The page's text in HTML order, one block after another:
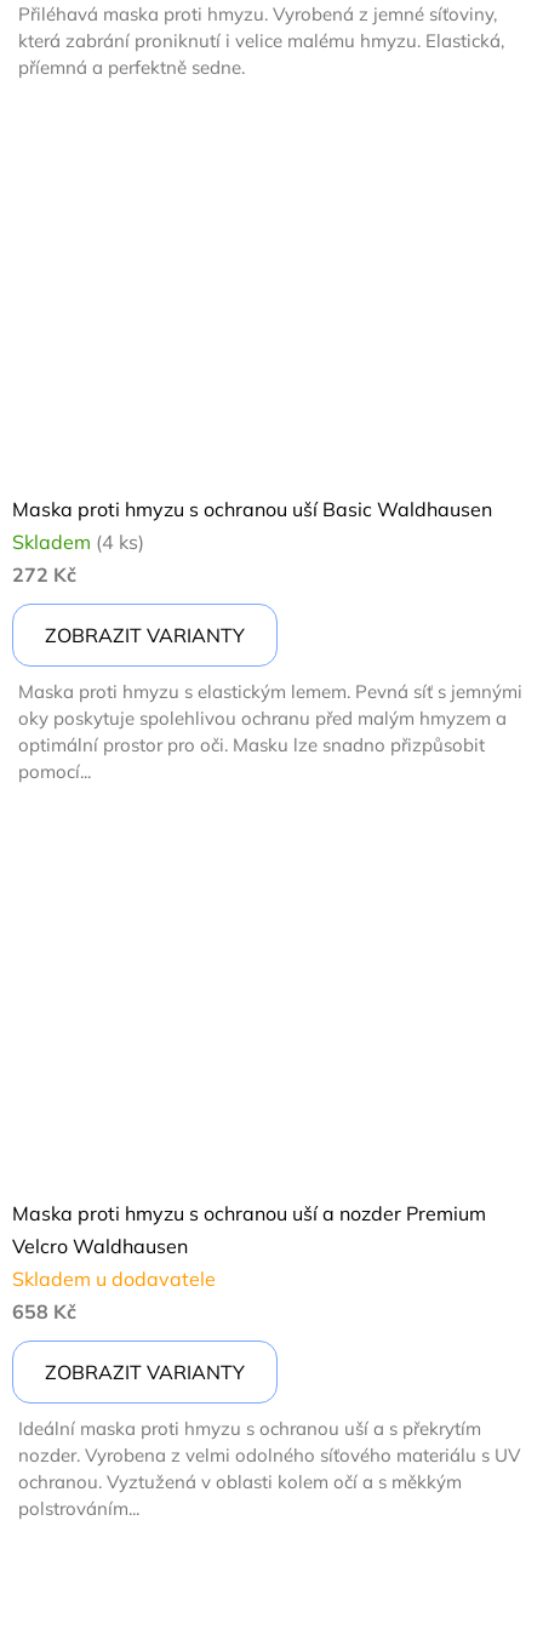
Přiléhavá maska proti hmyzu. Vyrobená z jemné síťoviny,
která zabrání proniknutí i velice malému hmyzu. Elastická,
příemná a perfektně sedne.
Maska proti hmyzu s ochranou uší Basic Waldhausen
Skladem (4 ks)
272 Kč
ZOBRAZIT VARIANTY
Maska proti hmyzu s elastickým lemem. Pevná síť s jemnými
oky poskytuje spolehlivou ochranu před malým hmyzem a
optimální prostor pro oči. Masku lze snadno přizpůsobit
pomocí...
Maska proti hmyzu s ochranou uší a nozder Premium
Velcro Waldhausen
Skladem u dodavatele
658 Kč
ZOBRAZIT VARIANTY
Ideální maska proti hmyzu s ochranou uší a s překrytím
nozder. Vyrobena z velmi odolného síťového materiálu s UV
ochranou. Vyztužená v oblasti kolem očí a s měkkým
polstrováním...